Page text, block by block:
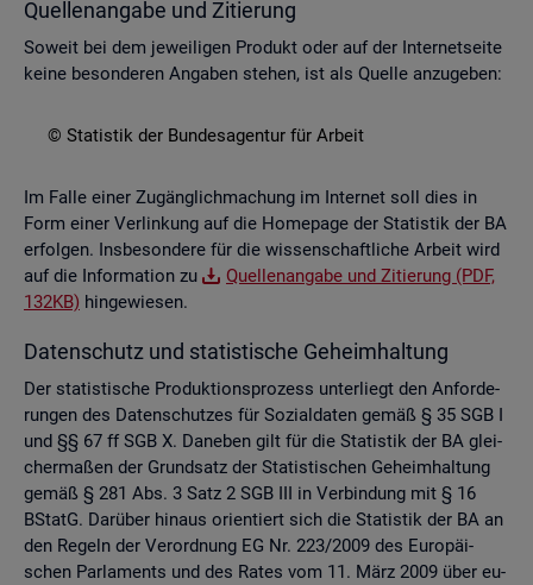
Quel­len­an­ga­be und Zi­tie­rung
So­weit bei dem je­wei­li­gen Pro­dukt oder auf der In­ter­net­sei­te
keine be­son­de­ren An­ga­ben ste­hen, ist als Quel­le an­zu­ge­ben:
© Sta­tis­tik der Bun­des­agen­tur für Ar­beit
Im Falle einer Zu­gäng­lich­ma­chung im In­ter­net soll dies in
Form einer Ver­lin­kung auf die Home­page der Sta­tis­tik der BA
er­fol­gen. Ins­be­son­de­re für die wis­sen­schaft­li­che Ar­beit wird
auf die In­for­ma­ti­on zu
Quel­len­an­ga­be und Zi­tie­rung (PDF,
132KB) hin­ge­wie­sen.
Da­ten­schutz und sta­tis­ti­sche Ge­heim­hal­tung
Der sta­tis­ti­sche Pro­duk­ti­ons­pro­zess un­ter­liegt den An­for­de­
run­gen des Da­ten­schut­zes für So­zi­al­da­ten gemäß § 35 SGB I
und §§ 67 ff SGB X. Da­ne­ben gilt für die Sta­tis­tik der BA glei­
cher­ma­ßen der Grund­satz der Sta­tis­ti­schen Ge­heim­hal­tung
gemäß § 281 Abs. 3 Satz 2 SGB III in Ver­bin­dung mit § 16
BStatG. Dar­über hin­aus ori­en­tiert sich die Sta­tis­tik der BA an
den Re­geln der Ver­ord­nung EG Nr. 223/2009 des Eu­ro­päi­
schen Par­la­ments und des Rates vom 11. März 2009 über eu­